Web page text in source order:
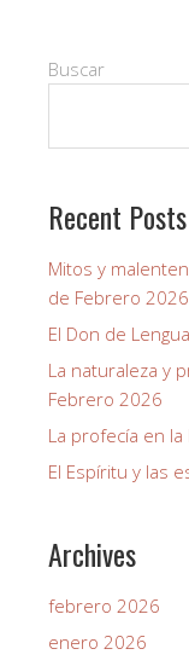
Buscar
Recent Posts
Mitos y
de Febrero 2026
El Don de
La naturaleza y
Febrero 2026
La profecía en
El Espíritu y las
Archives
febrero 2026
enero 2026